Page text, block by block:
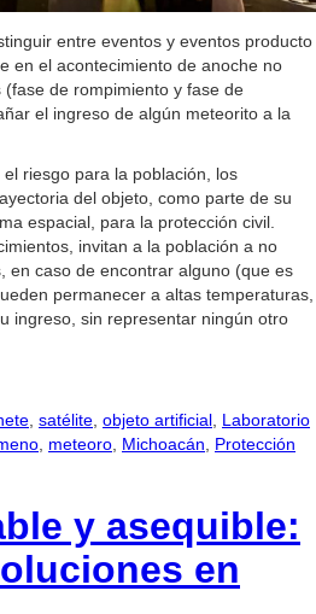
entre eventos y eventos producto
en el acontecimiento de anoche no
de rompimiento y fase de
el ingreso de algún meteorito a la
riesgo para la población, los
del objeto, como parte de su
espacial, para la protección civil.
invitan a la población a no
en caso de encontrar alguno (que es
permanecer a altas temperaturas,
ingreso, sin representar ningún otro
satélite objeto artificial Laboratorio
meteoro Michoacán
Protección
y asequible:
en